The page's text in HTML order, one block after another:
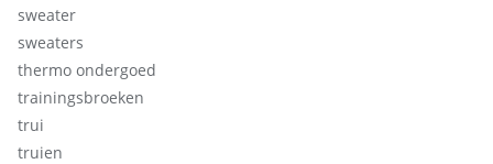
sweater
sweaters
thermo ondergoed
trainingsbroeken
trui
truien